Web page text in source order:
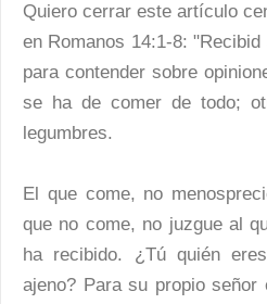
Quiero cerrar este artículo
en Romanos 14:1-8:
para contender sobre
se ha de comer de todo;
legumbres.
El que come, no
que no come, no juzgue al
ha recibido. ¿Tú quién
ajeno? Para su propio